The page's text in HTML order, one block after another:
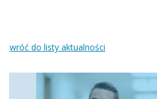
wróć do listy aktualności